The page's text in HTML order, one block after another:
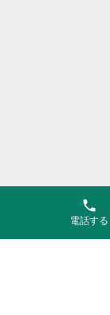
phone
電話する